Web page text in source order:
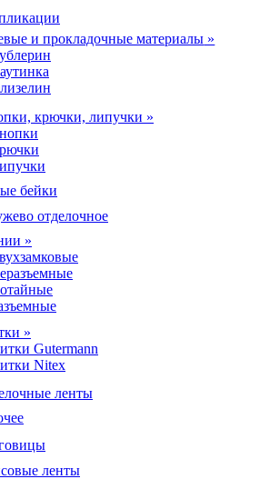
и прокладочные материалы »
крючки, липучки »
бейки
отделочное
»
»
Gutermann
Nitex
ленты
ленты